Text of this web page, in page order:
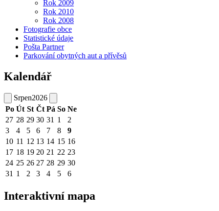
Rok 2009
Rok 2010
Rok 2008
Fotografie obce
Statistické údaje
Pošta Partner
Parkování obytných aut a přívěsů
Kalendář
Srpen2026
Po Út St Čt Pá So Ne
27 28 29 30 31 1
2
3
4 5 6 7 8
9
10 11 12 13 14 15 16
17 18 19 20 21 22 23
24 25 26 27 28 29 30
31 1 2 3 4 5 6
Interaktivní mapa